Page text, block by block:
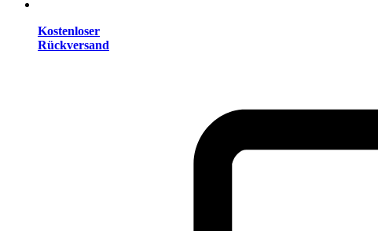
Kostenloser
Rückversand